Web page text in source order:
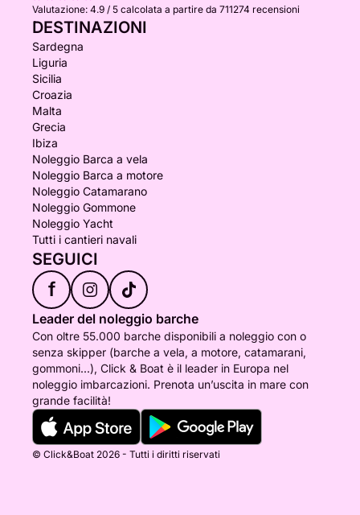
Valutazione: 4.9 / 5 calcolata a partire da 711274 recensioni
DESTINAZIONI
Sardegna
Liguria
Sicilia
Croazia
Malta
Grecia
Ibiza
Noleggio Barca a vela
Noleggio Barca a motore
Noleggio Catamarano
Noleggio Gommone
Noleggio Yacht
Tutti i cantieri navali
SEGUICI
f
Leader del noleggio barche
Con oltre 55.000 barche disponibili a noleggio con o
senza skipper (barche a vela, a motore, catamarani,
gommoni...), Click & Boat è il leader in Europa nel
noleggio imbarcazioni. Prenota un’uscita in mare con
grande facilità!
© Click&Boat 2026 - Tutti i diritti riservati